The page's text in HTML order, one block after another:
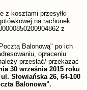
z kosztami przesyłki
na rachunek
z
Balonową" po ich
opłaceniu
przesłać/ przekazać
30 września 2015 roku
Słowiańska 26, 64-100
Balonowa".